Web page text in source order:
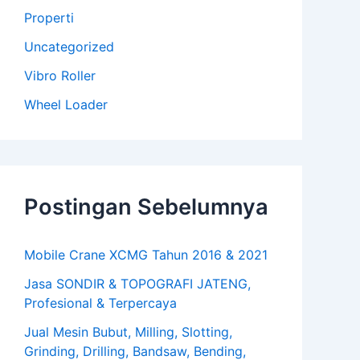
Properti
Uncategorized
Vibro Roller
Wheel Loader
Postingan Sebelumnya
Mobile Crane XCMG Tahun 2016 & 2021
Jasa SONDIR & TOPOGRAFI JATENG,
Profesional & Terpercaya
Jual Mesin Bubut, Milling, Slotting,
Grinding, Drilling, Bandsaw, Bending,